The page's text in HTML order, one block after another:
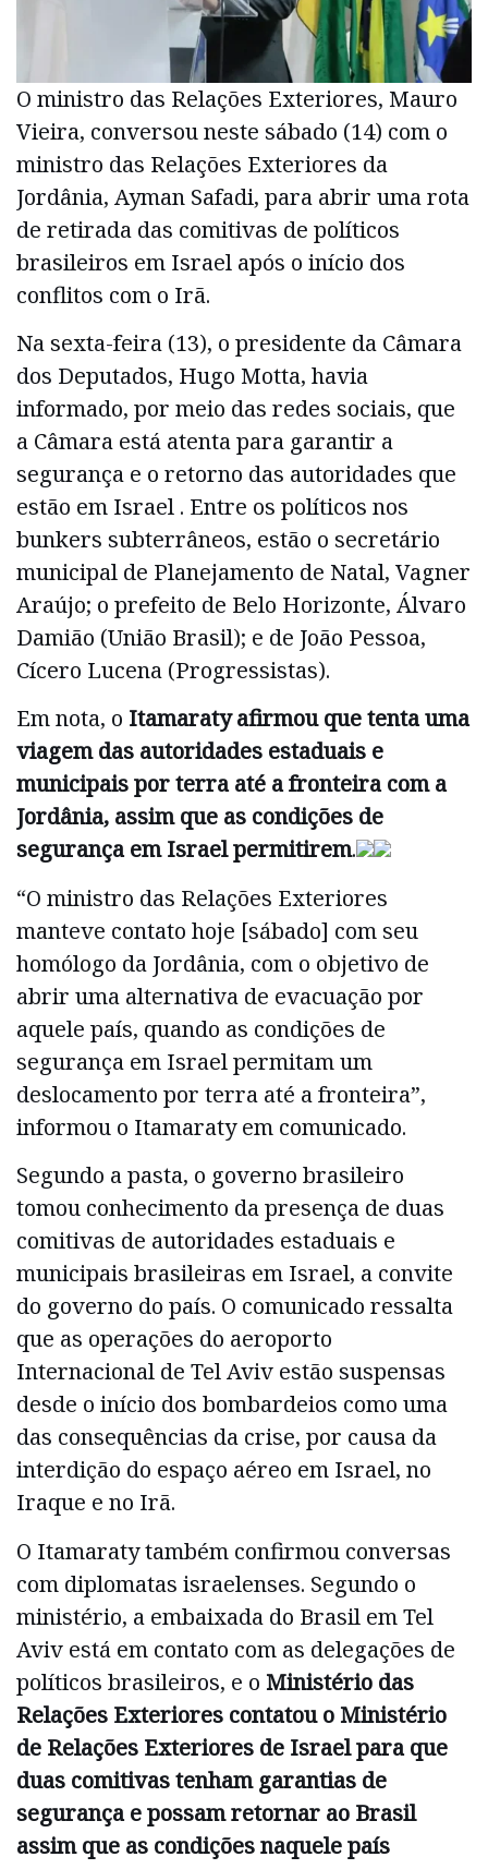
O ministro das Relações Exteriores, Mauro
Vieira, conversou neste sábado (14) com o
ministro das Relações Exteriores da
Jordânia, Ayman Safadi, para abrir uma rota
de retirada das comitivas de políticos
brasileiros em Israel após o início dos
conflitos com o Irã.
Na sexta-feira (13), o presidente da Câmara
dos Deputados, Hugo Motta, havia
informado, por meio das redes sociais, que
a Câmara está atenta para garantir a
segurança e o retorno das autoridades que
estão em Israel . Entre os políticos nos
bunkers subterrâneos, estão o secretário
municipal de Planejamento de Natal, Vagner
Araújo; o prefeito de Belo Horizonte, Álvaro
Damião (União Brasil); e de João Pessoa,
Cícero Lucena (Progressistas).
Em nota, o Itamaraty afirmou que tenta uma
viagem das autoridades estaduais e
municipais por terra até a fronteira com a
Jordânia, assim que as condições de
segurança em Israel permitirem.
“O ministro das Relações Exteriores
manteve contato hoje [sábado] com seu
homólogo da Jordânia, com o objetivo de
abrir uma alternativa de evacuação por
aquele país, quando as condições de
segurança em Israel permitam um
deslocamento por terra até a fronteira”,
informou o Itamaraty em comunicado.
Segundo a pasta, o governo brasileiro
tomou conhecimento da presença de duas
comitivas de autoridades estaduais e
municipais brasileiras em Israel, a convite
do governo do país. O comunicado ressalta
que as operações do aeroporto
Internacional de Tel Aviv estão suspensas
desde o início dos bombardeios como uma
das consequências da crise, por causa da
interdição do espaço aéreo em Israel, no
Iraque e no Irã.
O Itamaraty também confirmou conversas
com diplomatas israelenses. Segundo o
ministério, a embaixada do Brasil em Tel
Aviv está em contato com as delegações de
políticos brasileiros, e o Ministério das
Relações Exteriores contatou o Ministério
de Relações Exteriores de Israel para que
duas comitivas tenham garantias de
segurança e possam retornar ao Brasil
assim que as condições naquele país